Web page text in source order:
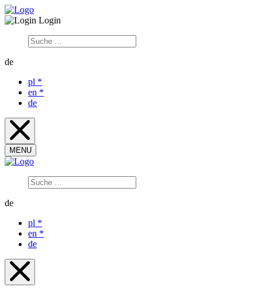
Login
de
pl *
en *
de
MENU
de
pl *
en *
de